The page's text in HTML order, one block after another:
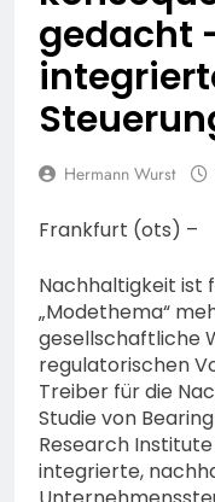
gedacht
Hermann Wurst
Frankfurt (ots) –
Nachhaltigkeit ist
„Modethema“
gesellschaftliche
regulatorischen
Treiber für die
Studie von
Research
integrierte,